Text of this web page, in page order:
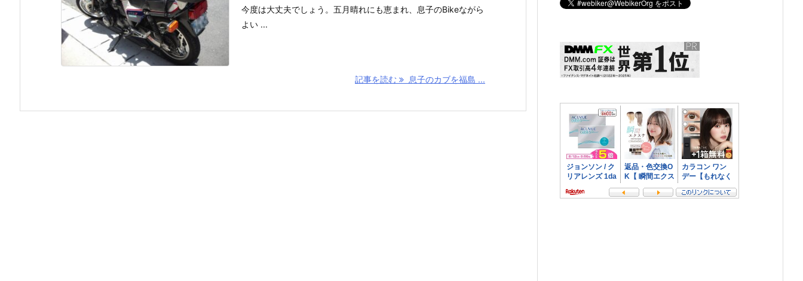
今度は大丈夫でしょう。五月晴れにも恵まれ、息子のBikeながら
よい ...
記事を読む 息子のカブを福島 ...